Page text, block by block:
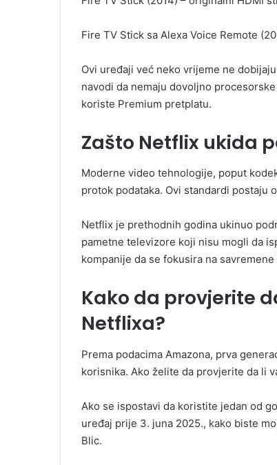
Fire TV Stick sa Alexa Voice Remote
Ovi uređaji već neko vrijeme ne
navodi da nemaju dovoljno
koriste Premium pretplatu.
Zašto Netflix ukida
Moderne video tehnologije, poput
protok podataka. Ovi standardi postaju
Netflix je prethodnih godina ukinuo
pametne televizore koji nisu mogli da
kompanije da se fokusira na
Kako da provjerite
Netflixa?
Prema podacima Amazona, prva
korisnika. Ako želite da provjerite da li
Ako se ispostavi da koristite jedan od
uređaj prije 3. juna 2025., kako biste
Blic.